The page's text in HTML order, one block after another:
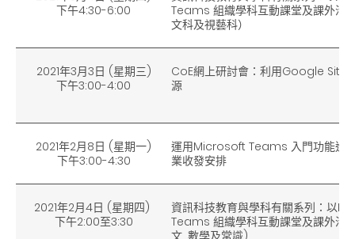
下午4:30-6:00
Teams 組織學科互動課堂及課外活
文科及視藝科）
2021年3月3日 (星期三)
下午3:00-4:00
CoE網上研討會：利用Google Site
源
2021年2月8日 (星期一)
下午3:00-4:30
運用Microsoft Teams 入門功能進
業收發安排
2021年2月4日 (星期四)
下午2:00至3:30
資訊科技教育與學科有關系列：以
Teams 組織學科互動課堂及課外活
文 ,數學及常識)